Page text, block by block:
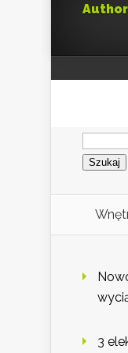
Szukaj:
3